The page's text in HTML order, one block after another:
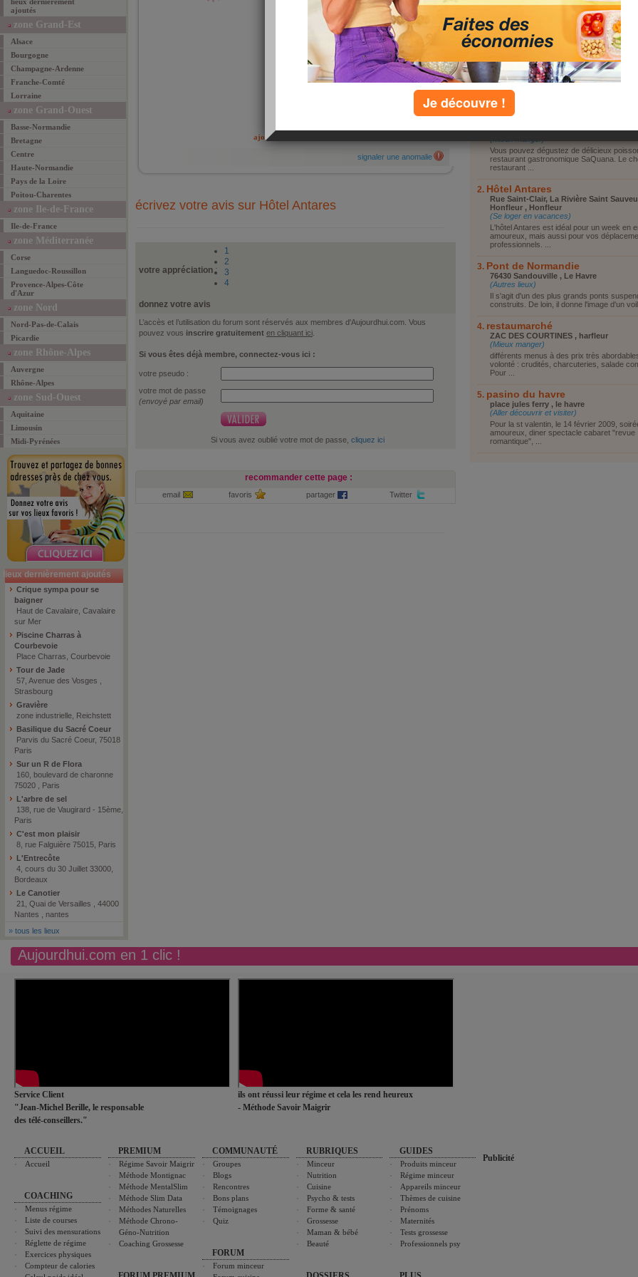
ajoutés
zone Grand-Est
Alsace
Bourgogne
Champagne-Ardenne
Franche-Comté
Lorraine
zone Grand-Ouest
Basse-Normandie
Bretagne
Centre
Haute-Normandie
Pays de la Loire
Poitou-Charentes
zone Ile-de-France
Ile-de-France
zone Méditerranée
Corse
Languedoc-Roussillon
Provence-Alpes-Côte
d'Azur
zone Nord
Nord-Pas-de-Calais
Picardie
zone Rhône-Alpes
Auvergne
Rhône-Alpes
zone Sud-Ouest
Aquitaine
Limousin
Midi-Pyrénées
lieux dernièrement ajoutés
Crique sympa pour se
baigner
Haut de Cavalaire, Cavalaire
sur Mer
Piscine Charras à
Courbevoie
Place Charras, Courbevoie
Tour de Jade
57, Avenue des Vosges ,
Strasbourg
Gravière
zone industrielle, Reichstett
Basilique du Sacré Coeur
Parvis du Sacré Coeur, 75018
Paris
Sur un R de Flora
160, boulevard de charonne
75020 , Paris
L'arbre de sel
138, rue de Vaugirard - 15ème,
Paris
C'est mon plaisir
8, rue Falguière 75015, Paris
L'Entrecôte
4, cours du 30 Juillet 33000,
Bordeaux
Le Canotier
21, Quai de Versailles , 44000
Nantes , nantes
» tous les lieux
en amoureux, mais aussi pour vos
déplacements professionnels. L'hôtel
Antares est situé à 2 minutes du centre
d'Honfleur, dans un cadre exceptionnel :
certaines chambres donnent sur le pont
de Normandie. Une piscine intérieure est
également à votre disposition.
ajouter un lieu favori
signaler une anomalie
écrivez votre avis sur Hôtel Antares
votre appréciation:
1
2
3
4
donnez votre avis
L’accès et l’utilisation du forum sont réservés aux membres d'Aujourdhui.com. Vous
pouvez vous inscrire gratuitement en cliquant ici
Si vous êtes déjà membre, connectez-vous ici :
votre pseudo :
votre mot de passe
(envoyé par email)
Si vous avez oublié votre mot de passe, cliquez ici
recommander cette page :
email favoris partager Twitter
Visiter le coin
Faire du shopping
Autre
top lieux
22 Place Hamelin, 14600 Honfleur ,
Vous pouvez dégustez de délicieux
restaurant gastronomique SaQuana. Le
restaurant ...
Hôtel Antares
Rue Saint-Clair, La Rivière Saint
Honfleur , Honfleur
(Se loger en vacances)
L'hôtel Antares est idéal pour un week en
amoureux, mais aussi pour vos
professionnels. ...
Pont de Normandie
76430 Sandouville , Le Havre
(Autres lieux)
Il s'agit d'un des plus grands ponts
construits. De loin, il donne l'image d'un
restaumarché
ZAC DES COURTINES , harfleur
(Mieux manger)
différents menus à des prix très
volonté : crudités, charcuteries, salade
Pour ...
pasino du havre
place jules ferry , le havre
(Aller découvrir et visiter)
Pour la st valentin, le 14 février 2009,
amoureux, diner spectacle cabaret "revue
romantique", ...
Aujourdhui.com en 1 clic !
Service Client
"Jean-Michel Berille, le responsable
des télé-conseillers."
ils ont réussi leur régime et cela les rend heureux
- Méthode Savoir Maigrir
ACCUEIL
Accueil
COACHING
Menus régime
Liste de courses
Suivi des mensurations
Réglette de régime
Exercices physiques
Compteur de calories
PREMIUM
Régime Savoir Maigrir
Méthode Montignac
Méthode MentalSlim
Méthode Slim Data
Méthodes Naturelles
Méthode Chrono-
Géno-Nutrition
Coaching Grossesse
COMMUNAUTÉ
Groupes
Blogs
Rencontres
Bons plans
Témoignages
Quiz
FORUM
Forum minceur
RUBRIQUES
Minceur
Nutrition
Cuisine
Psycho & tests
Forme & santé
Grossesse
Maman & bébé
Beauté
GUIDES
Produits minceur
Régime minceur
Appareils minceur
Thèmes de cuisine
Prénoms
Maternités
Tests grossesse
Professionnels psy
Publicité
Je découvre !